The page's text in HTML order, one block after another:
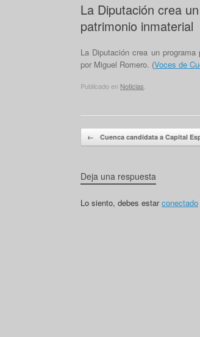
La Diputación crea
patrimonio inmaterial
La Diputación crea un
por Miguel Romero. (Voces de
Publicado en Noticias
Navegador de artículos
← Cuenca candidata a Capital
Deja una respuesta
Lo siento, debes estarconectado